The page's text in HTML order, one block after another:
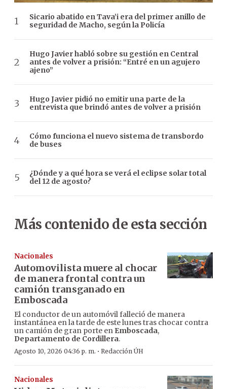
Sicario abatido en Tava’i era del primer anillo de
seguridad de Macho, según la Policía
Hugo Javier habló sobre su gestión en Central
antes de volver a prisión: “Entré en un agujero
ajeno”
Hugo Javier pidió no emitir una parte de la
entrevista que brindó antes de volver a prisión
Cómo funciona el nuevo sistema de transbordo
de buses
¿Dónde y a qué hora se verá el eclipse solar total
del 12 de agosto?
Más contenido de esta sección
Nacionales
Automovilista muere al chocar
de manera frontal contra un
camión transganado en
Emboscada
El conductor de un automóvil falleció de manera
instantánea en la tarde de este lunes tras chocar contra
un camión de gran porte en Emboscada,
Departamento de Cordillera.
Agosto 10, 2026 04:36 p. m. · Redacción ÚH
Nacionales